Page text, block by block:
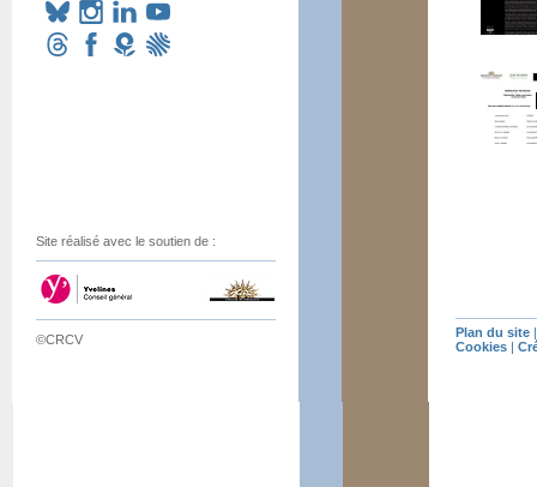
Site réalisé avec le soutien de :
©CRCV Plan du site
Cookies |